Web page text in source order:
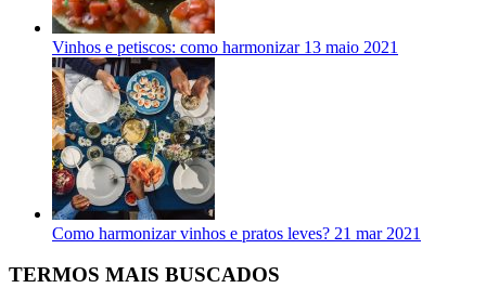
Vinhos e petiscos: como harmonizar 13 maio 2021
Como harmonizar vinhos e pratos leves? 21 mar 2021
TERMOS MAIS BUSCADOS